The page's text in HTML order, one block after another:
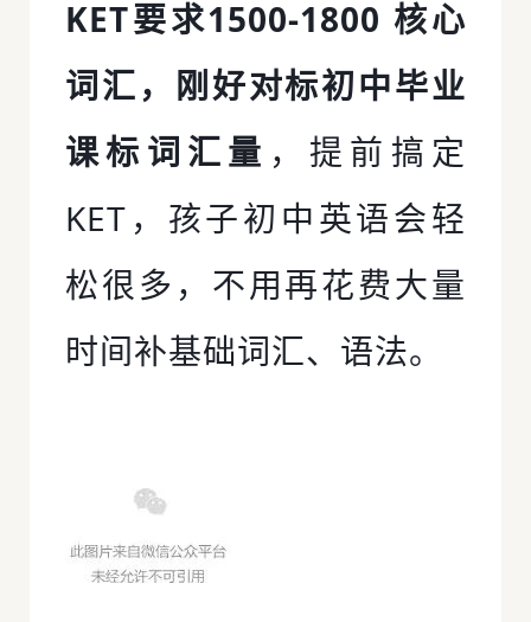
KET要求1500-1800 核心
词汇，刚好对标初中毕业
课标词汇量 ，提前搞定
KET，孩子初中英语会轻
松很多，不用再花费大量
时间补基础词汇、语法。